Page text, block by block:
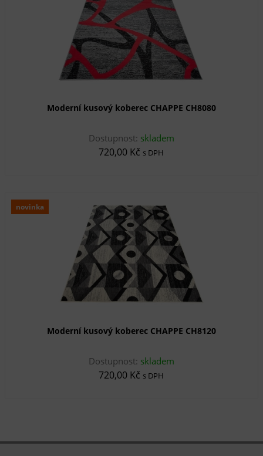
Moderní kusový koberec CHAPPE CH8080
Dostupnost: skladem
720,00 Kč s DPH
novinka
Moderní kusový koberec CHAPPE CH8120
Dostupnost: skladem
720,00 Kč s DPH